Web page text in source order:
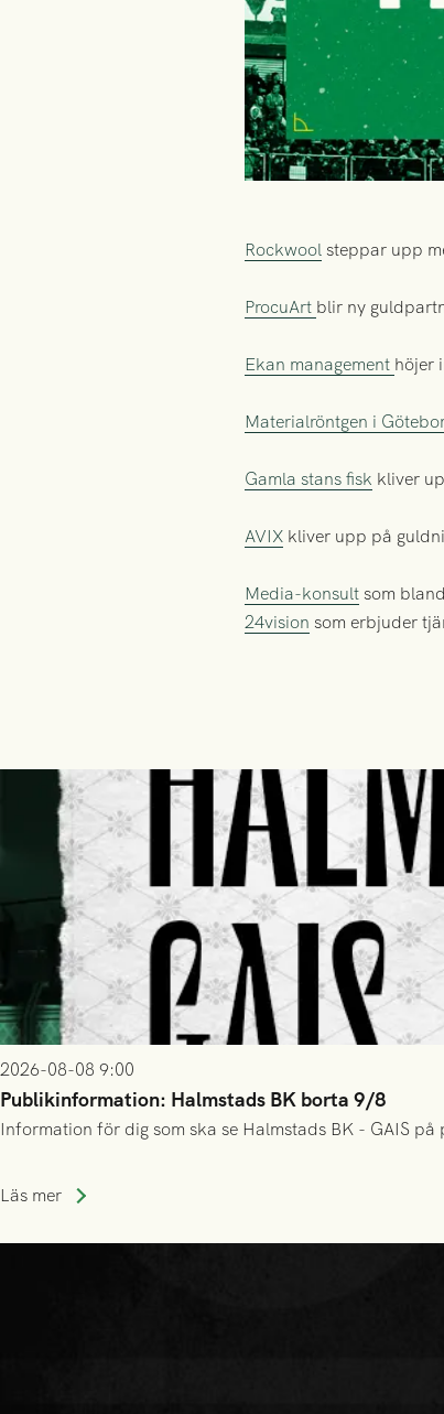
Rockwool steppar upp
ProcuArt blir ny
Ekan management höjer
Materialröntgen i
Gamla stans fisk kliver
AVIX kliver upp på
Media-konsult som
24vision som erbjuder
2026-08-08 9:00
Publikinformation: Halmstads BK borta 9/8
Information för dig som ska se Halmstads BK - GAIS
Läs mer